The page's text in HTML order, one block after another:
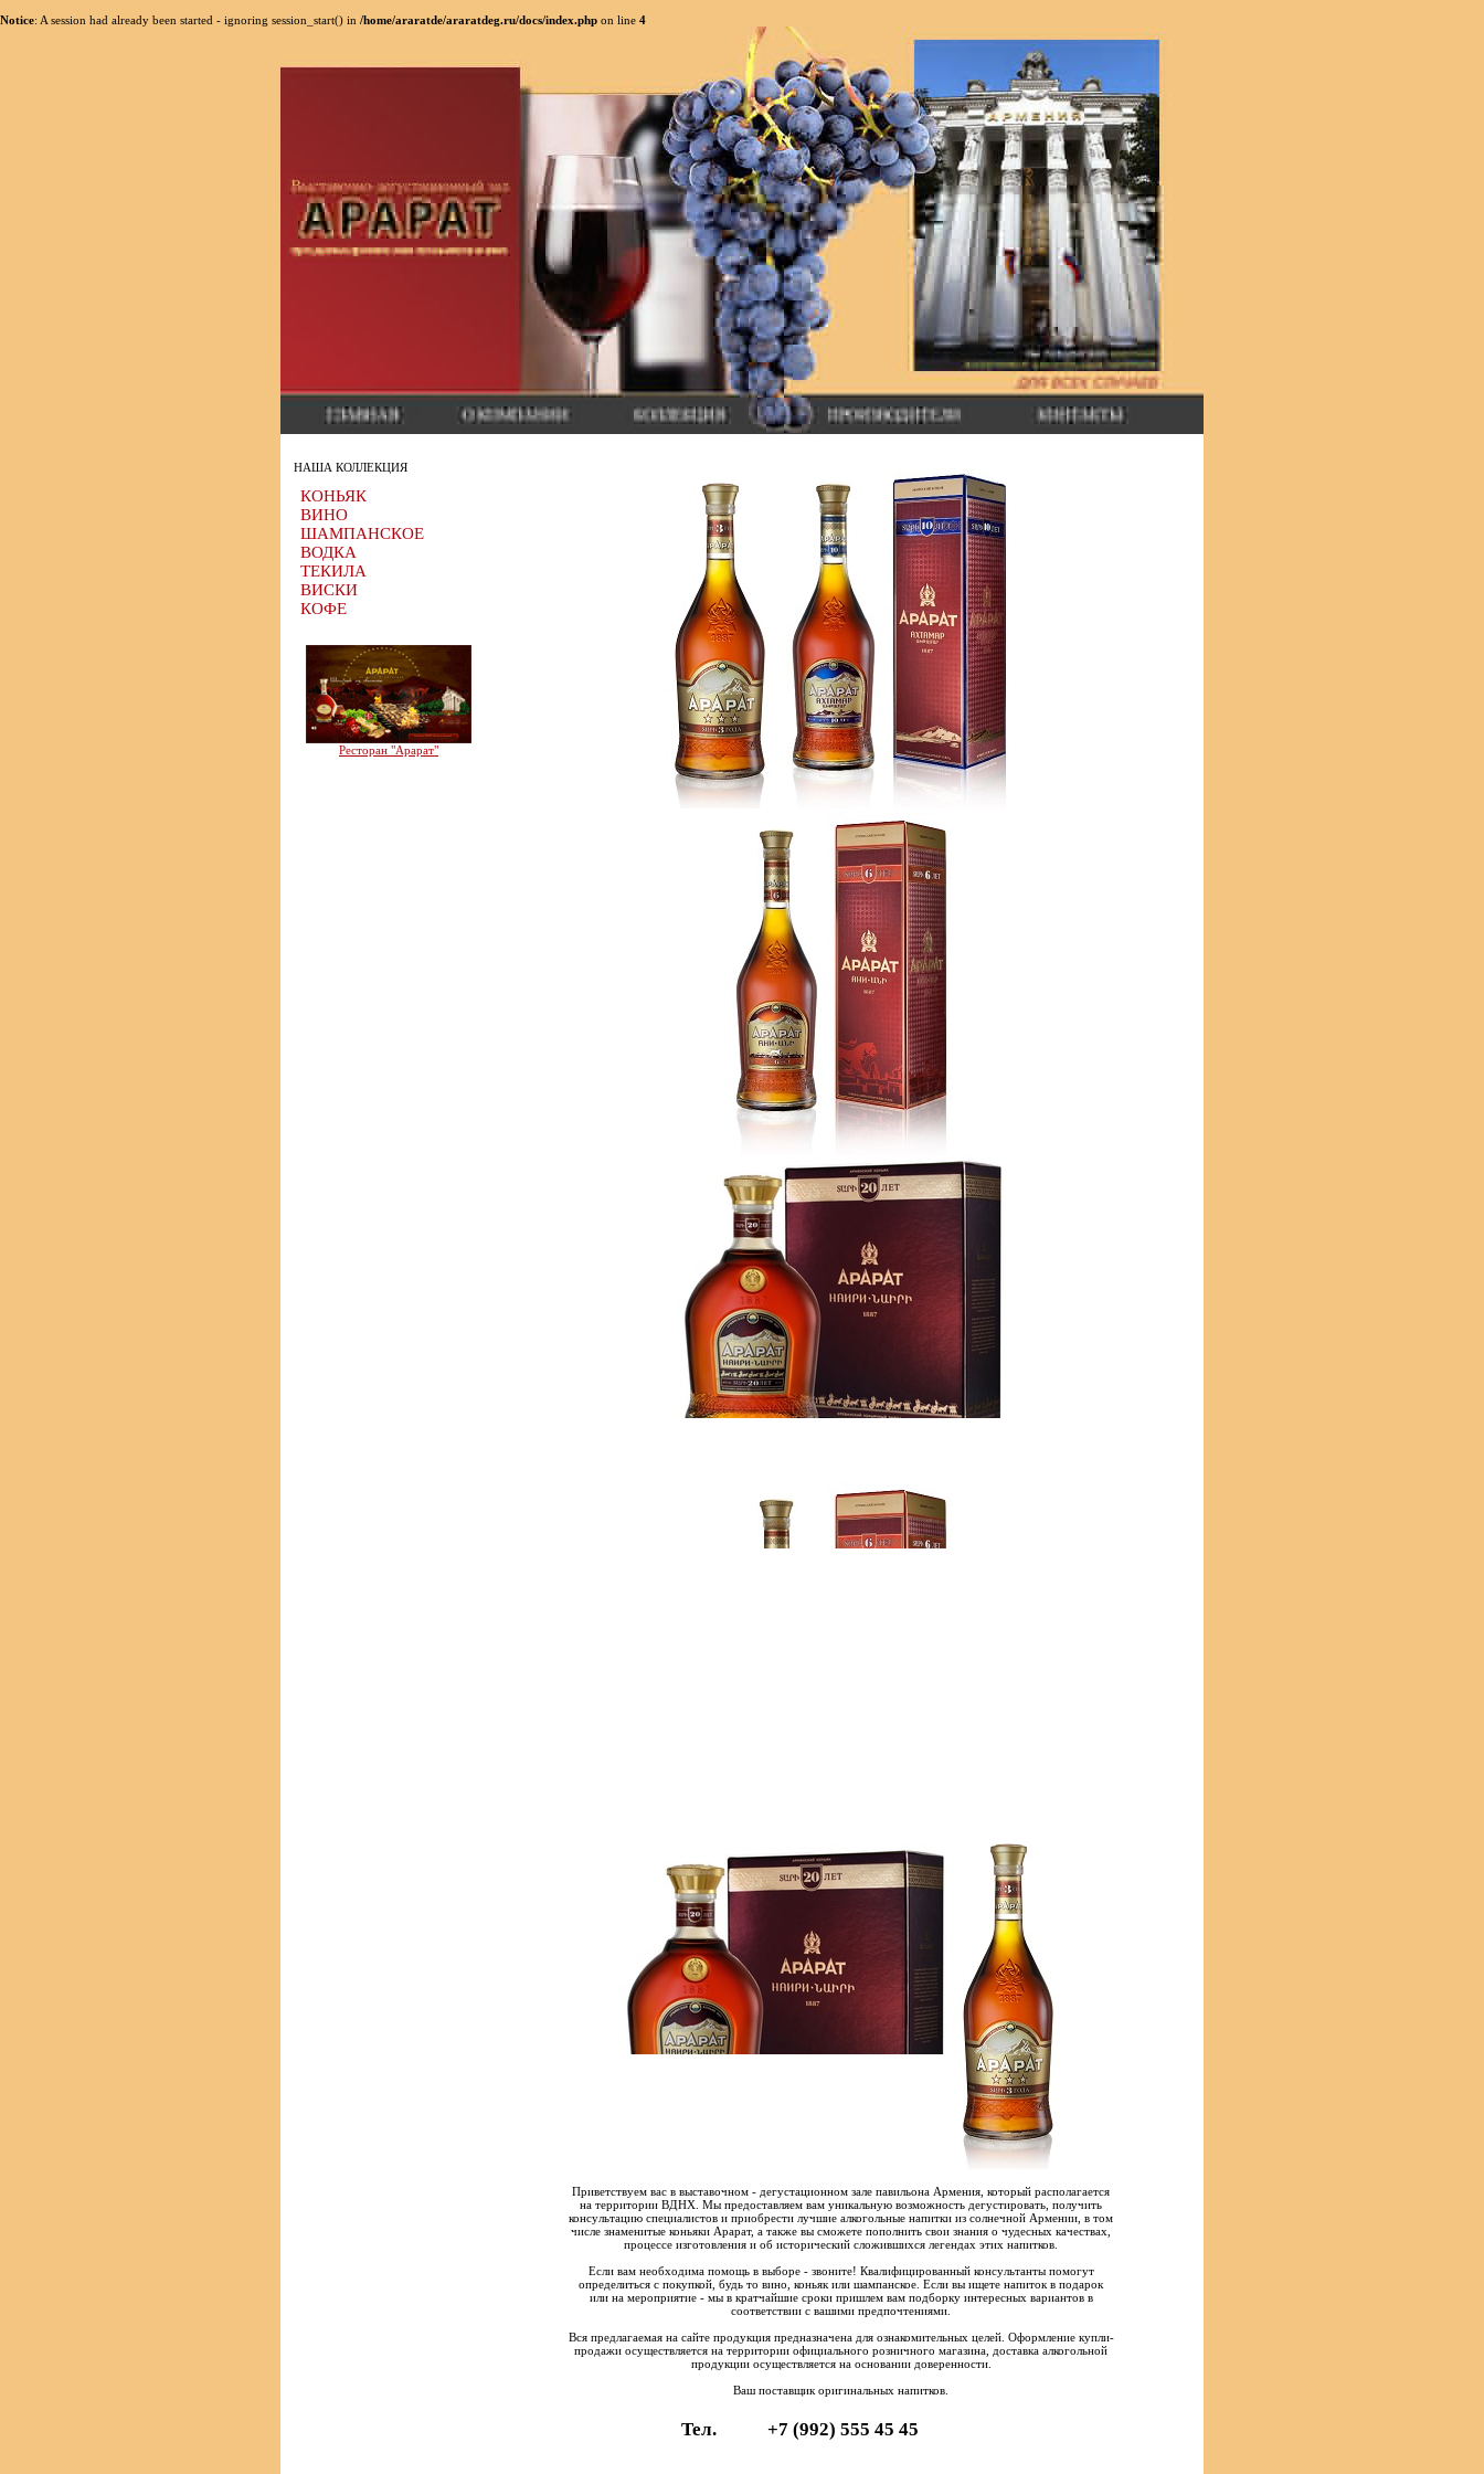
Notice: A session had already been started - ignoring session_start() in /home/araratde/araratdeg.ru/docs/index.php on line 4
НАША КОЛЛЕКЦИЯ
КОНЬЯК
ВИНО
ШАМПАНСКОЕ
ВОДКА
ТЕКИЛА
ВИСКИ
КОФЕ
Ресторан "Арарат"
Приветствуем вас в выставочном - дегустационном зале павильона Армения, который располагается
на территории ВДНХ. Мы предоставляем вам уникальную возможность дегустировать, получить
консультацию специалистов и приобрести лучшие алкогольные напитки из солнечной Армении, в том
числе знаменитые коньяки Арарат, а также вы сможете пополнить свои знания о чудесных качествах,
процессе изготовления и об исторический сложившихся легендах этих напитков.
Если вам необходима помощь в выборе - звоните! Квалифицированный консультанты помогут
определиться с покупкой, будь то вино, коньяк или шампанское. Если вы ищете напиток в подарок
или на мероприятие - мы в кратчайшие сроки пришлем вам подборку интересных вариантов в
соответствии с вашими предпочтениями.
Вся предлагаемая на сайте продукция предназначена для ознакомительных целей. Оформление купли-
продажи осуществляется на территории официального розничного магазина, доставка алкогольной
продукции осуществляется на основании доверенности.
Ваш поставщик оригинальных напитков.
Тел. +7 (992) 555 45 45